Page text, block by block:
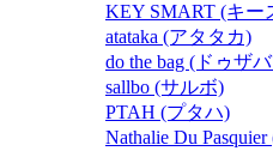
KEY SMART (キー
atataka (アタタカ)
do the bag (ドゥザ
sallbo (サルボ)
PTAH (プタハ)
Nathalie Du